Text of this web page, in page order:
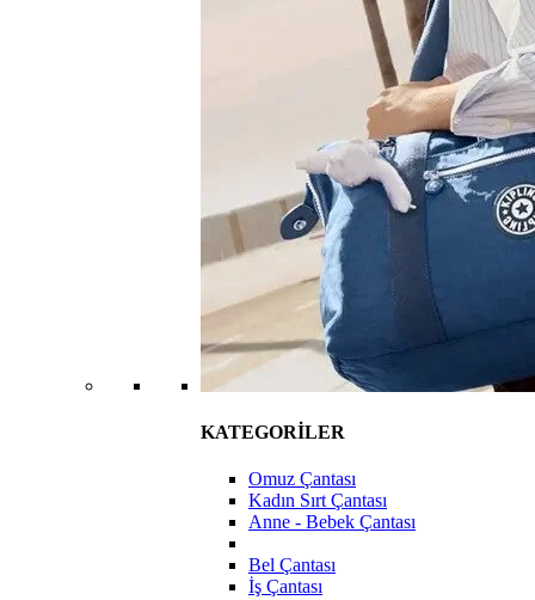
KATEGORİLER
Omuz Çantası
Kadın Sırt Çantası
Anne - Bebek Çantası
Bel Çantası
İş Çantası